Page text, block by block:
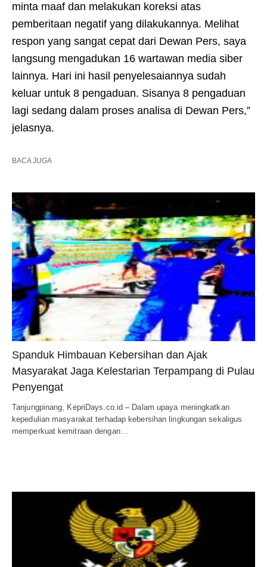
minta maaf dan melakukan koreksi atas
pemberitaan negatif yang dilakukannya. Melihat
respon yang sangat cepat dari Dewan Pers, saya
langsung mengadukan 16 wartawan media siber
lainnya. Hari ini hasil penyelesaiannya sudah
keluar untuk 8 pengaduan. Sisanya 8 pengaduan
lagi sedang dalam proses analisa di Dewan Pers,”
jelasnya.
BACA JUGA
Spanduk Himbauan Kebersihan dan Ajak
Masyarakat Jaga Kelestarian Terpampang di Pulau
Penyengat
Tanjungpinang, KepriDays.co.id – Dalam upaya meningkatkan
kepedulian masyarakat terhadap kebersihan lingkungan sekaligus
memperkuat kemitraan dengan…